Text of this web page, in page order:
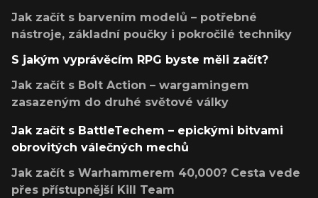
Jak začít s barvením modelů – potřebné
nástroje, základní poučky i pokročilé techniky
S jakým vyprávěcím RPG byste měli začít?
Jak začít s Bolt Action – wargamingem
zasazeným do druhé světové války
Jak začít s BattleTechem – epickými bitvami
obrovitých válečných mechů
Jak začít s Warhammerem 40,000? Cesta vede
přes přístupnější Kill Team